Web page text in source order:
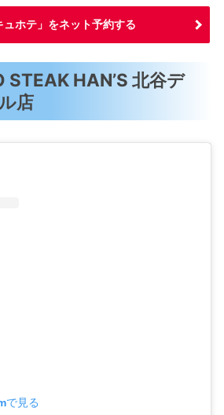
ュホテ」をネット予約する
STEAK HAN’S 北谷デ
店
で見る